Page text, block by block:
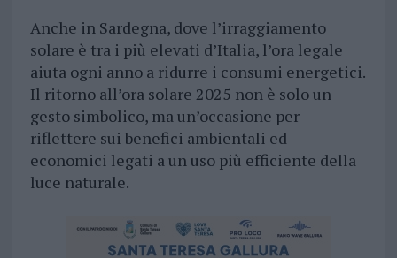
Anche in Sardegna, dove l’irraggiamento
solare è tra i più elevati d’Italia, l’ora legale
aiuta ogni anno a ridurre i consumi energetici.
Il ritorno all’ora solare 2025 non è solo un
gesto simbolico, ma un’occasione per
riflettere sui benefici ambientali ed
economici legati a un uso più efficiente della
luce naturale.